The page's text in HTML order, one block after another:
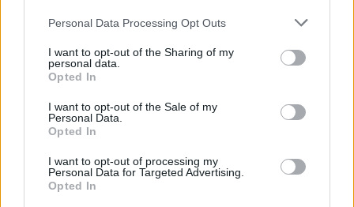
Personal Data Processing Opt Outs
I want to opt-out of the Sharing of my
personal data.
Opted In
I want to opt-out of the Sale of my
Personal Data.
Opted In
I want to opt-out of processing my
Personal Data for Targeted Advertising.
Opted In
Condividi:
WhatsApp
Telegram